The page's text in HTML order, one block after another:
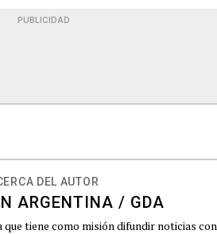
PUBLICIDAD
DEL AUTOR
ARGENTINA / GDA
tiene como misión difundir noticias con